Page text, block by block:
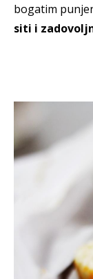
bogatim
siti i